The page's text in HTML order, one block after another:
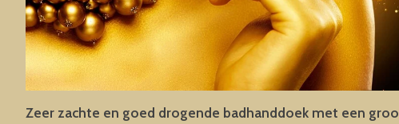
Zeer zachte en goed drogende badhanddoek met een